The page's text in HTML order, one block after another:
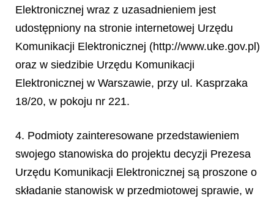
Elektronicznej wraz z uzasadnieniem jest
udostępniony na stronie internetowej Urzędu
Komunikacji Elektronicznej (http://www.uke.gov.pl)
oraz w siedzibie Urzędu Komunikacji
Elektronicznej w Warszawie, przy ul. Kasprzaka
18/20, w pokoju nr 221.
4. Podmioty zainteresowane przedstawieniem
swojego stanowiska do projektu decyzji Prezesa
Urzędu Komunikacji Elektronicznej są proszone o
składanie stanowisk w przedmiotowej sprawie, w